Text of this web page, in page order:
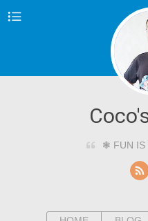
❃ FUN IS